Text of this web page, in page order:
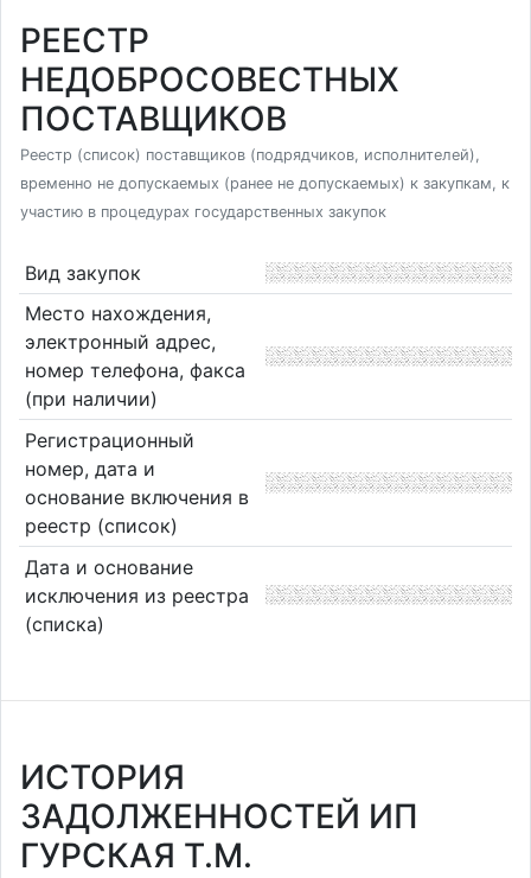
РЕЕСТР
НЕДОБРОСОВЕСТНЫХ
ПОСТАВЩИКОВ
Реестр (список) поставщиков (подрядчиков, исполнителей),
временно не допускаемых (ранее не допускаемых) к закупкам, к
участию в процедурах государственных закупок
Вид закупок
Место нахождения,
электронный адрес,
номер телефона, факса
(при наличии)
Регистрационный
номер, дата и
основание включения в
реестр (список)
Дата и основание
исключения из реестра
(списка)
ИСТОРИЯ
ЗАДОЛЖЕННОСТЕЙ ИП
ГУРСКАЯ Т.М.